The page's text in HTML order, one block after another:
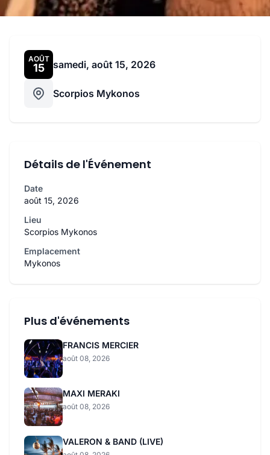
AOÛT
15 samedi, août 15, 2026
Scorpios Mykonos
Détails de l'Événement
Date
août 15, 2026
Lieu
Scorpios Mykonos
Emplacement
Mykonos
Plus d'événements
FRANCIS MERCIER
août 08, 2026
MAXI MERAKI
août 08, 2026
VALERON & BAND (LIVE)